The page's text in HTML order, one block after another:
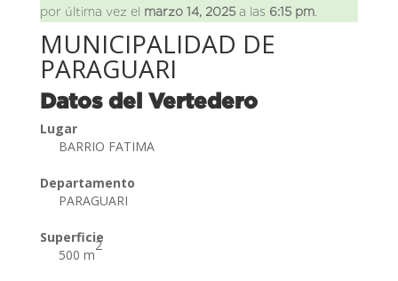
por última vez el marzo 14, 2025a las 6:15 pm.
MUNICIPALIDAD DE
PARAGUARI
Datos del Vertedero
Lugar
BARRIO FATIMA
Departamento
PARAGUARI
Superficie
500 m
2